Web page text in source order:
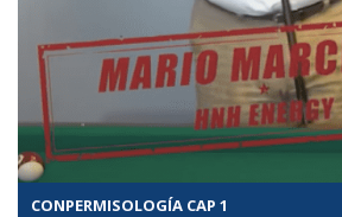
CONPERMISOLOGÍA CAP 1